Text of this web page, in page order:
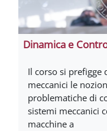
Dinamica e
Il corso si
meccanici le
problematiche di
sistemi meccanici
macchine a